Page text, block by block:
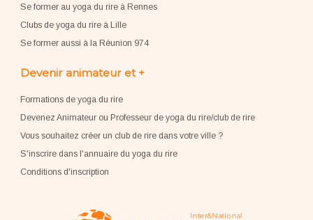
Se former au yoga du rire à Rennes
Clubs de yoga du rire à Lille
Se former aussi à la Réunion 974
Devenir animateur et +
Formations de yoga du rire
Devenez Animateur ou Professeur de yoga du rire/club de rire
Vous souhaitez créer un club de rire dans votre ville ?
S'inscrire dans l'annuaire du yoga du rire
Conditions d'inscription